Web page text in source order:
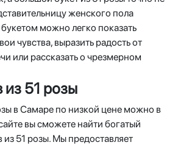
женского пола
можно легко показать
чувства, выразить радость от
или рассказать о чрезмерном
из 51 розы
в Самаре по низкой цене можно в
вы сможете найти богатый
из 51 розы. Мы предоставляет